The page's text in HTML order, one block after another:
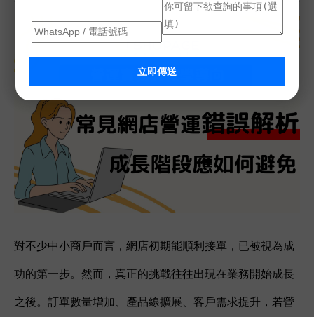
立即傳送
對不少中小商戶而言，網店初期能順利接單，已被視為成
功的第一步。然而，真正的挑戰往往出現在業務開始成長
之後。訂單數量增加、產品線擴展、客戶需求提升，若營